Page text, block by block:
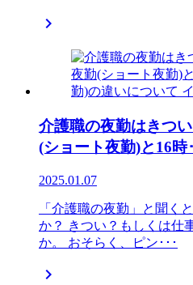

介護職の夜勤はきつ
(ショート夜勤)と16時
2025.01.07
「介護職の夜勤」と聞く
か？ きつい？もしくは仕
か。 おそらく、ピン･･･
